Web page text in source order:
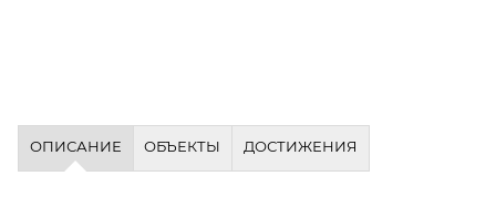
ОПИСАНИЕ ОБЪЕКТЫ ДОСТИЖЕНИЯ